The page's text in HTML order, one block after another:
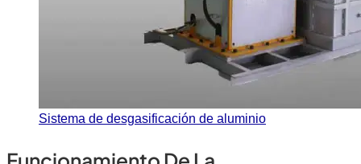
Sistema de desgasificación de aluminio